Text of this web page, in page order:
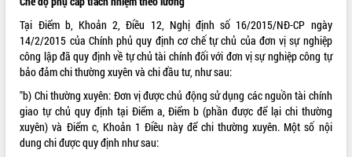
QUẢNG CÁO
Tại Điểm b, Khoản 2, Điều 12, Nghị định số 16/2015/NĐ-CP ngày
14/2/2015 của Chính phủ quy định cơ chế tự chủ của đơn vị sự nghiệp
công lập đã quy định về tự chủ tài chính đối với đơn vị sự nghiệp công tự
bảo đảm chi thường xuyên và chi đầu tư, như sau:
"b) Chi thường xuyên: Đơn vị được chủ động sử dụng các nguồn tài chính
giao tự chủ quy định tại Điểm a, Điểm b (phần được để lại chi thường
xuyên) và Điểm c, Khoản 1 Điều này để chi thường xuyên. Một số nội
dung chi được quy định như sau: